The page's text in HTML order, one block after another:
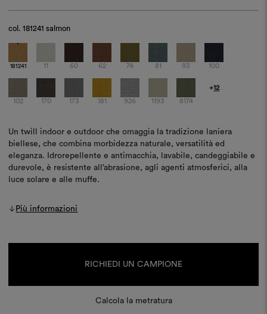
col.181241 salmon
181241 11 60 62 74 81 93 100
102 170 173 181 926 1193 8174
+12
Un twill indoor e outdoor che omaggia la tradizione laniera
biellese, che combina morbidezza naturale, versatilità ed
eleganza. Idrorepellente e antimacchia, lavabile, candeggiabile e
durevole, è resistente all’abrasione, agli agenti atmosferici, alla
luce solare e alle muffe.
Più informazioni
RICHIEDI UN CAMPIONE
Calcola la metratura